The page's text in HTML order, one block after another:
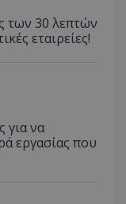
των 30 λεπτών
εταιρείες!
για να
εργασίας που